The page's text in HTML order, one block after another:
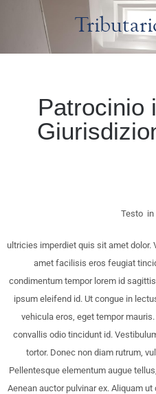
Patrocinio
Testo in
ultricies imperdiet quis sit amet
amet facilisis eros feugiat
condimentum tempor lorem id
ipsum eleifend id. Ut congue in
vehicula eros, eget tempor
convallis odio tincidunt id.
tortor. Donec non diam rutrum,
Pellentesque elementum augue
Aenean auctor pulvinar ex. Aliquam